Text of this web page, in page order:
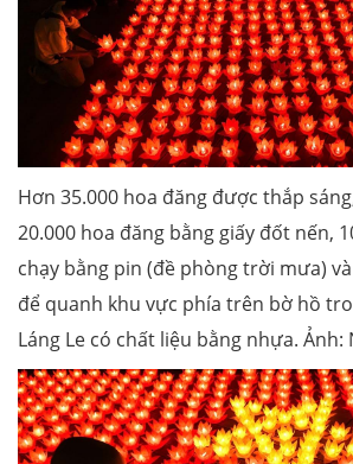
Hơn 35.000 hoa đăng được thắp
20.000 hoa đăng bằng giấy đốt nến,
chạy bằng pin (đề phòng trời mưa)
để quanh khu vực phía trên bờ hồ
Láng Le có chất liệu bằng nhựa. Ảnh: